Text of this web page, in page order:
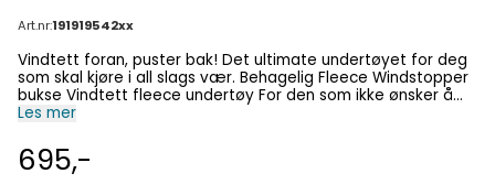
Art.nr:191919542xx
Vindtett foran, puster bak! Det ultimate undertøyet for deg
som skal kjøre i all slags vær. Behagelig Fleece Windstopper
bukse Vindtett fleece undertøy For den som ikke ønsker å
fryse
Les mer
695,-